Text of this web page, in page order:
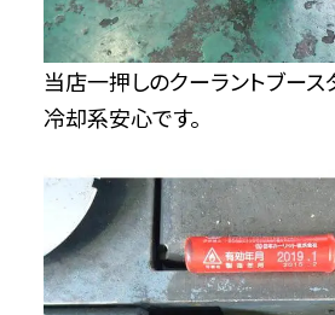
当店一押しのクーラントブース
冷却系安心です。